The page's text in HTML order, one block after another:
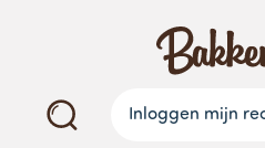
Inloggen mijn